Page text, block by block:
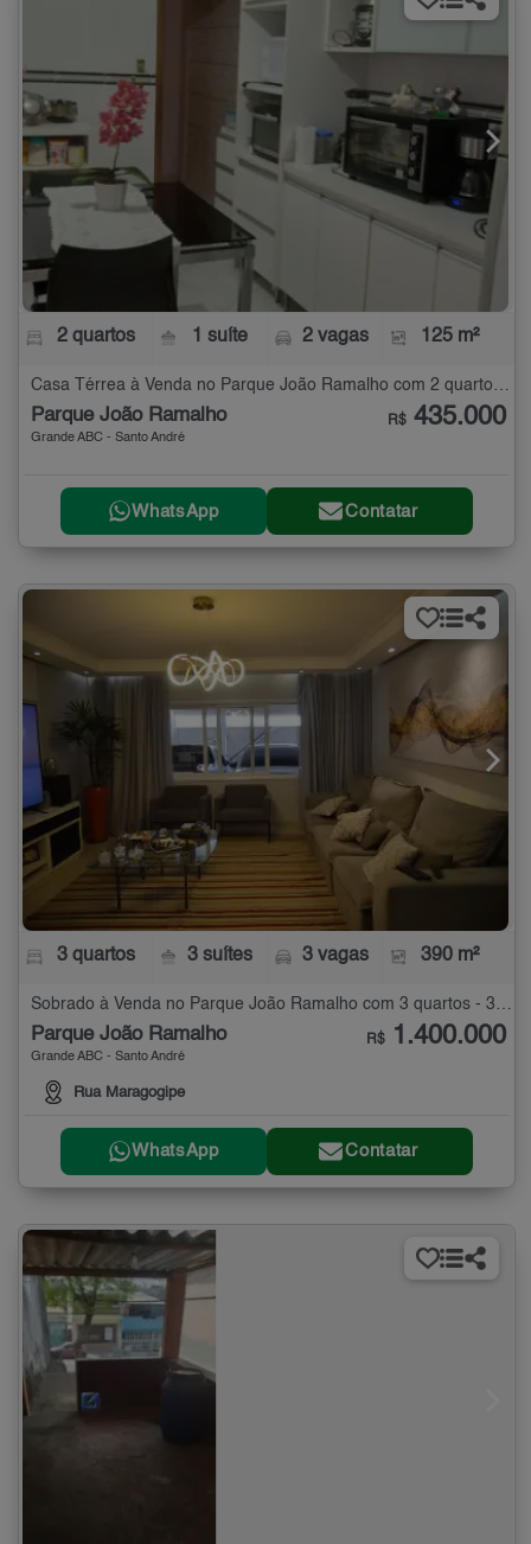
2 quartos 1 suíte 2 vagas 125 m²
Casa Térrea à Venda no Parque João Ramalho com 2 quartos - 125 m²
Parque João Ramalho
Grande ABC - Santo André
R$ 435.000
WhatsApp Contatar
3 quartos 3 suítes 3 vagas 390 m²
Sobrado à Venda no Parque João Ramalho com 3 quartos - 390 m²
Parque João Ramalho
Grande ABC - Santo André
Rua Maragogipe
R$ 1.400.000
WhatsApp Contatar